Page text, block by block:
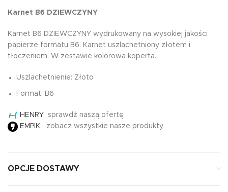
Karnet B6 DZIEWCZYNY
Karnet B6 DZIEWCZYNY wydrukowany na wysokiej jakości
papierze formatu B6. Karnet uszlachetniony złotem i
tłoczeniem. W zestawie kolorowa koperta.
Uszlachetnienie: Złoto
Format: B6
HENRY sprawdź naszą ofertę
EMPIK zobacz wszystkie nasze produkty
OPCJE DOSTAWY